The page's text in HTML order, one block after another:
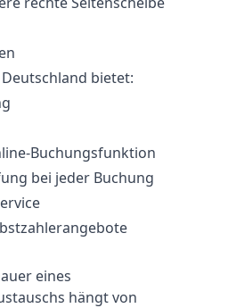
bietet:
Buchungsfunktion
bei jeder Buchung
eines
hängt von